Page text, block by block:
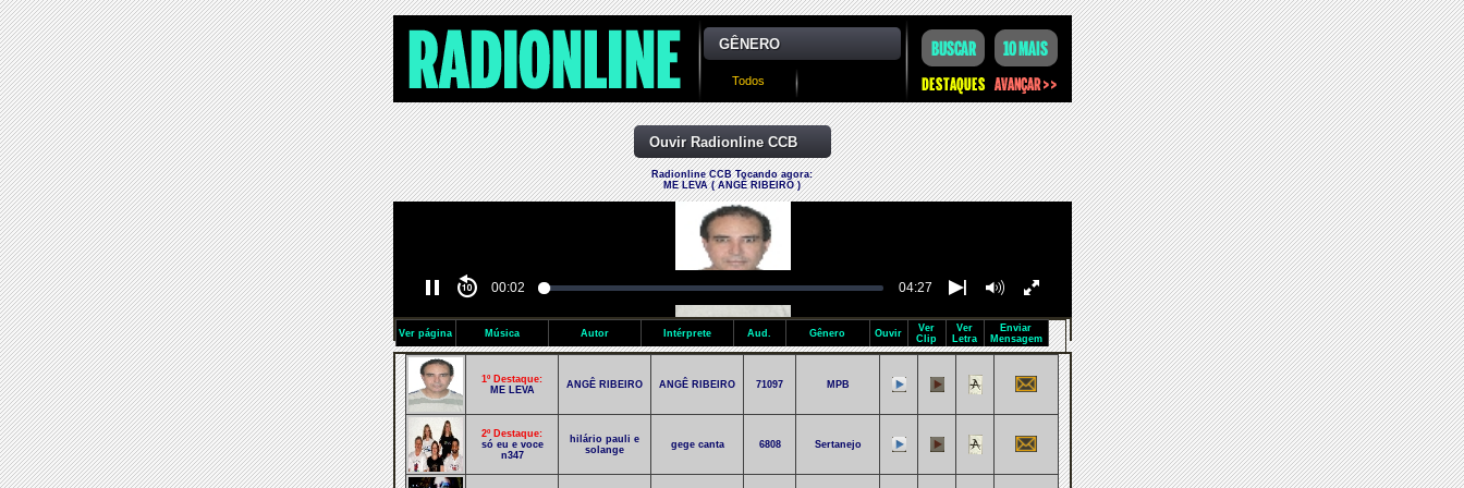
GÊNERO
Todos
Ouvir Radionline CCB
Radionline CCB Tocando agora:
ME LEVA ( ANGÊ RIBEIRO )
00:02 04:27
Ver página Música Autor Intérprete Aud. Gênero Ouvir
Ver
Clip
Ver
Letra
Enviar
Mensagem
1º Destaque:
ME LEVA
ANGÊ RIBEIRO ANGÊ RIBEIRO 71097 MPB
2º Destaque:
só eu e voce
n347
hilário pauli e
solange
gege canta 6808 Sertanejo